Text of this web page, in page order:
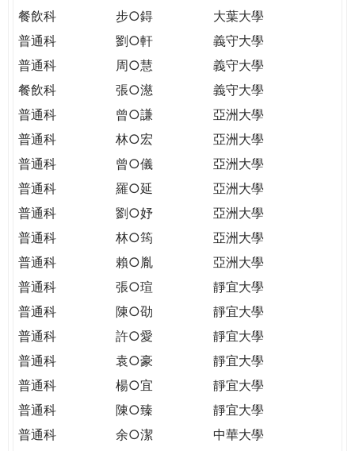
餐飲科
步○鍀
大葉大學
普通科
劉○軒
義守大學
普通科
周○慧
義守大學
餐飲科
張○濨
義守大學
普通科
曾○謙
亞洲大學
普通科
林○宏
亞洲大學
普通科
曾○儀
亞洲大學
普通科
羅○延
亞洲大學
普通科
劉○妤
亞洲大學
普通科
林○筠
亞洲大學
普通科
賴○胤
亞洲大學
普通科
張○瑄
靜宜大學
普通科
陳○劭
靜宜大學
普通科
許○愛
靜宜大學
普通科
袁○豪
靜宜大學
普通科
楊○宜
靜宜大學
普通科
陳○臻
靜宜大學
普通科
余○潔
中華大學